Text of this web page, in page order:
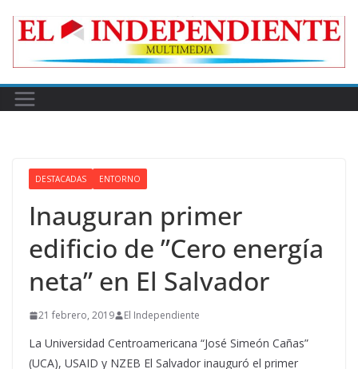
DESTACADAS ENTORNO
Inauguran primer
edificio de ”Cero energía
neta” en El Salvador
21 febrero, 2019 El Independiente
La Universidad Centroamericana “José Simeón Cañas”
(UCA), USAID y NZEB El Salvador inauguró el primer